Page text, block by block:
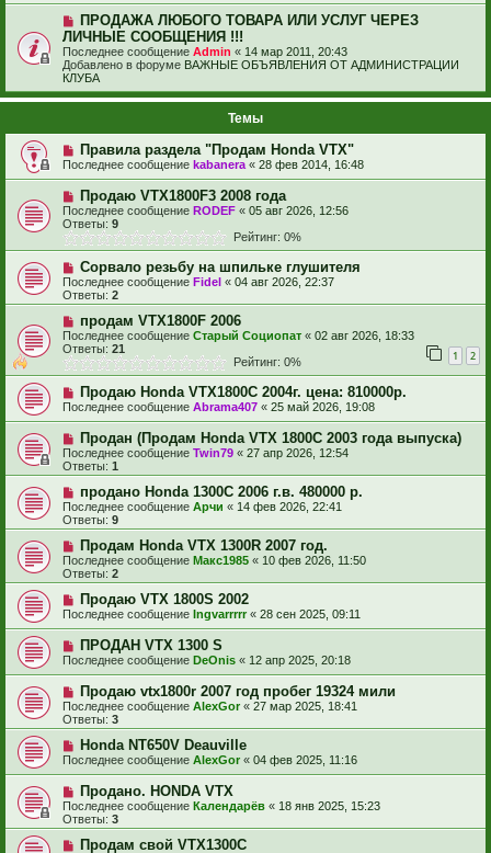
ПРОДАЖА ЛЮБОГО ТОВАРА ИЛИ УСЛУГ ЧЕРЕЗ
ЛИЧНЫЕ СООБЩЕНИЯ !!!
Последнее сообщение Admin « 14 мар 2011, 20:43
Добавлено в форуме ВАЖНЫЕ ОБЪЯВЛЕНИЯ ОТ АДМИНИСТРАЦИИ
КЛУБА
Темы
Правила раздела "Продам Honda VTX"
Последнее сообщение kabanera« 28 фев 2014, 16:48
Продаю VTX1800F3 2008 года
Последнее сообщение RODEF « 05 авг 2026, 12:56
Ответы: 9
Рейтинг: 0%
Сорвало резьбу на шпильке глушителя
Последнее сообщение Fidel « 04 авг 2026, 22:37
Ответы: 2
продам VTX1800F 2006
Последнее сообщение Старый Социопат « 02 авг 2026, 18:33
Ответы: 21 1 2
Рейтинг: 0%
Продаю Honda VTX1800С 2004г. цена: 810000р.
Последнее сообщение Abrama407 « 25 май 2026, 19:08
Продан (Продам Honda VTX 1800C 2003 года выпуска)
Последнее сообщение Twin79 « 27 апр 2026, 12:54
Ответы: 1
продано Honda 1300C 2006 г.в. 480000 р.
Последнее сообщение Арчи « 14 фев 2026, 22:41
Ответы: 9
Продам Honda VTX 1300R 2007 год.
Последнее сообщение Макс1985 « 10 фев 2026, 11:50
Ответы: 2
Продаю VTX 1800S 2002
Последнее сообщение Ingvarrrrr« 28 сен 2025, 09:11
ПРОДАН VTX 1300 S
Последнее сообщение DeOnis « 12 апр 2025, 20:18
Продаю vtx1800r 2007 год пробег 19324 мили
Последнее сообщение AlexGor« 27 мар 2025, 18:41
Ответы: 3
Honda NT650V Deauville
Последнее сообщение AlexGor « 04 фев 2025, 11:16
Продано. HONDA VTX
Последнее сообщение Календарёв « 18 янв 2025, 15:23
Ответы: 3
Продам свой VTX1300C